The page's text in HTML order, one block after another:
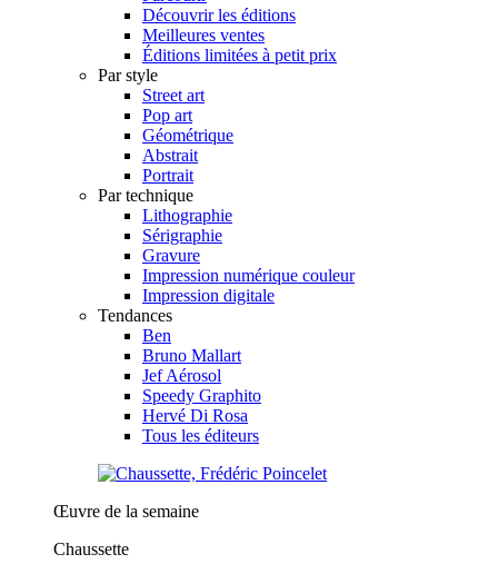
Découvrir les éditions
Meilleures ventes
Éditions limitées à petit prix
Par style
Street art
Pop art
Géométrique
Abstrait
Portrait
Par technique
Lithographie
Sérigraphie
Gravure
Impression numérique couleur
Impression digitale
Tendances
Ben
Bruno Mallart
Jef Aérosol
Speedy Graphito
Hervé Di Rosa
Tous les éditeurs
Œuvre de la semaine
Chaussette